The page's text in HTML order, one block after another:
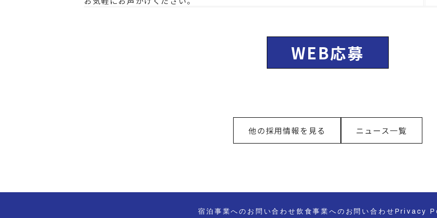
WEB応募
他の採用情報を見る ニュース一覧
宿泊事業へのお問い合わせ 飲食事業へのお問い合わせ Privacy